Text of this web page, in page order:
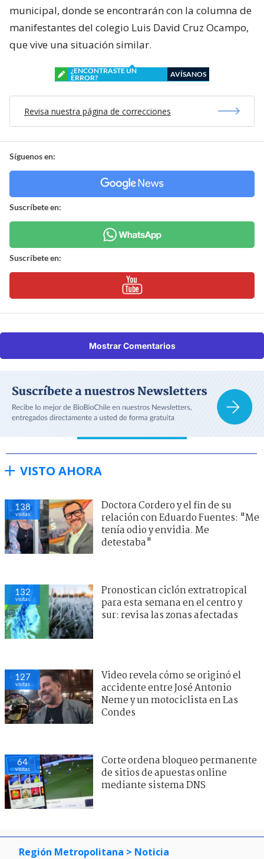
municipal, donde se encontrarán con la columna de
manifestantes del colegio Luis David Cruz Ocampo,
que vive una situación similar.
¿ENCONTRASTE UN
ERROR?
AVÍSANOS
Revisa nuestra página de correcciones
Síguenos en:
Suscríbete en:
Suscríbete en:
Mostrar Comentarios
VISTO AHORA
138
visitas
Doctora Cordero y el fin de su
relación con Eduardo Fuentes: "Me
tenía odio y envidia. Me
detestaba"
132
visitas
Pronostican ciclón extratropical
para esta semana en el centro y
sur: revisa las zonas afectadas
127
visitas
Video revela cómo se originó el
accidente entre José Antonio
Neme y un motociclista en Las
Condes
64
visitas
Corte ordena bloqueo permanente
de sitios de apuestas online
mediante sistema DNS
Región Metropolitana > Noticia